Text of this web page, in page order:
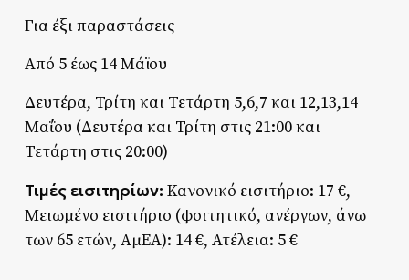
Για έξι παραστάσεις
Από 5 έως 14 Μάϊου
Δευτέρα, Τρίτη και Τετάρτη 5,6,7 και 12,13,14
Μαΐου (Δευτέρα και Τρίτη στις 21:00 και
Τετάρτη στις 20:00)
Τιμές εισιτηρίων: Κανονικό εισιτήριο: 17 €,
Μειωμένο εισιτήριο (φοιτητικό, ανέργων, άνω
των 65 ετών, ΑμΕΑ): 14 €, Ατέλεια: 5 €